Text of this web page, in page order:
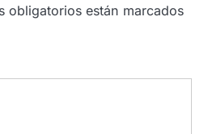
obligatorios están marcados